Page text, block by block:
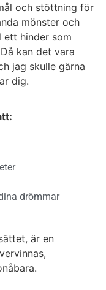
och stöttning för
mönster och
ett hinder som
kan det vara
jag skulle gärna
dig.
drömmar
är en